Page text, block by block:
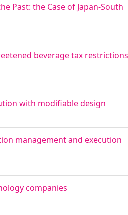
Past: the Case of Japan-South
beverage tax restrictions
with modifiable design
management and execution
companies